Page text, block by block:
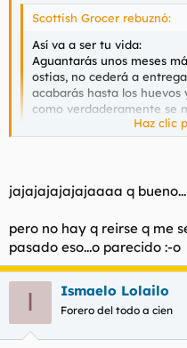
Scottish Grocer rebuznó:
Así va a ser tu vida:
Aguantarás unos meses
ostias, no cederá a
acabarás hasta los
como verdaderamente se
cabrona empezará a salir
dudes, se lo propondrá y
presencia...
Déjala. Una novia q no
Haz clic
jajajajajajajaaaa q bueno...
pero no hay q reirse q me
pasado eso...o parecido :-o
I Ismaelo Lolailo
Forero del todo a cien